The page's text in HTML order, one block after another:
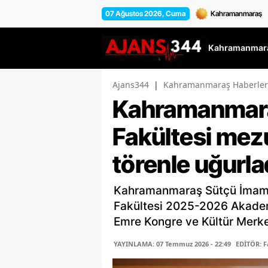
07 Ağustos 2026, Cuma
Ajans344 | Kahramanmaraş
Fakültesi
törenle
Kahramanmaraş Sütçü
Fakültesi 2025-2026
Emre Kongre ve Kültür
YAYINLAMA: 07 Temmuz 2026 - 22:49 EDİTÖR: